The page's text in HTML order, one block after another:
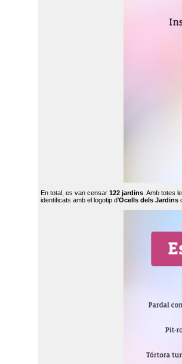
En total, es van censar 122 jardins . Amb totes
identificats amb el logotip d’Ocells dels Jardins